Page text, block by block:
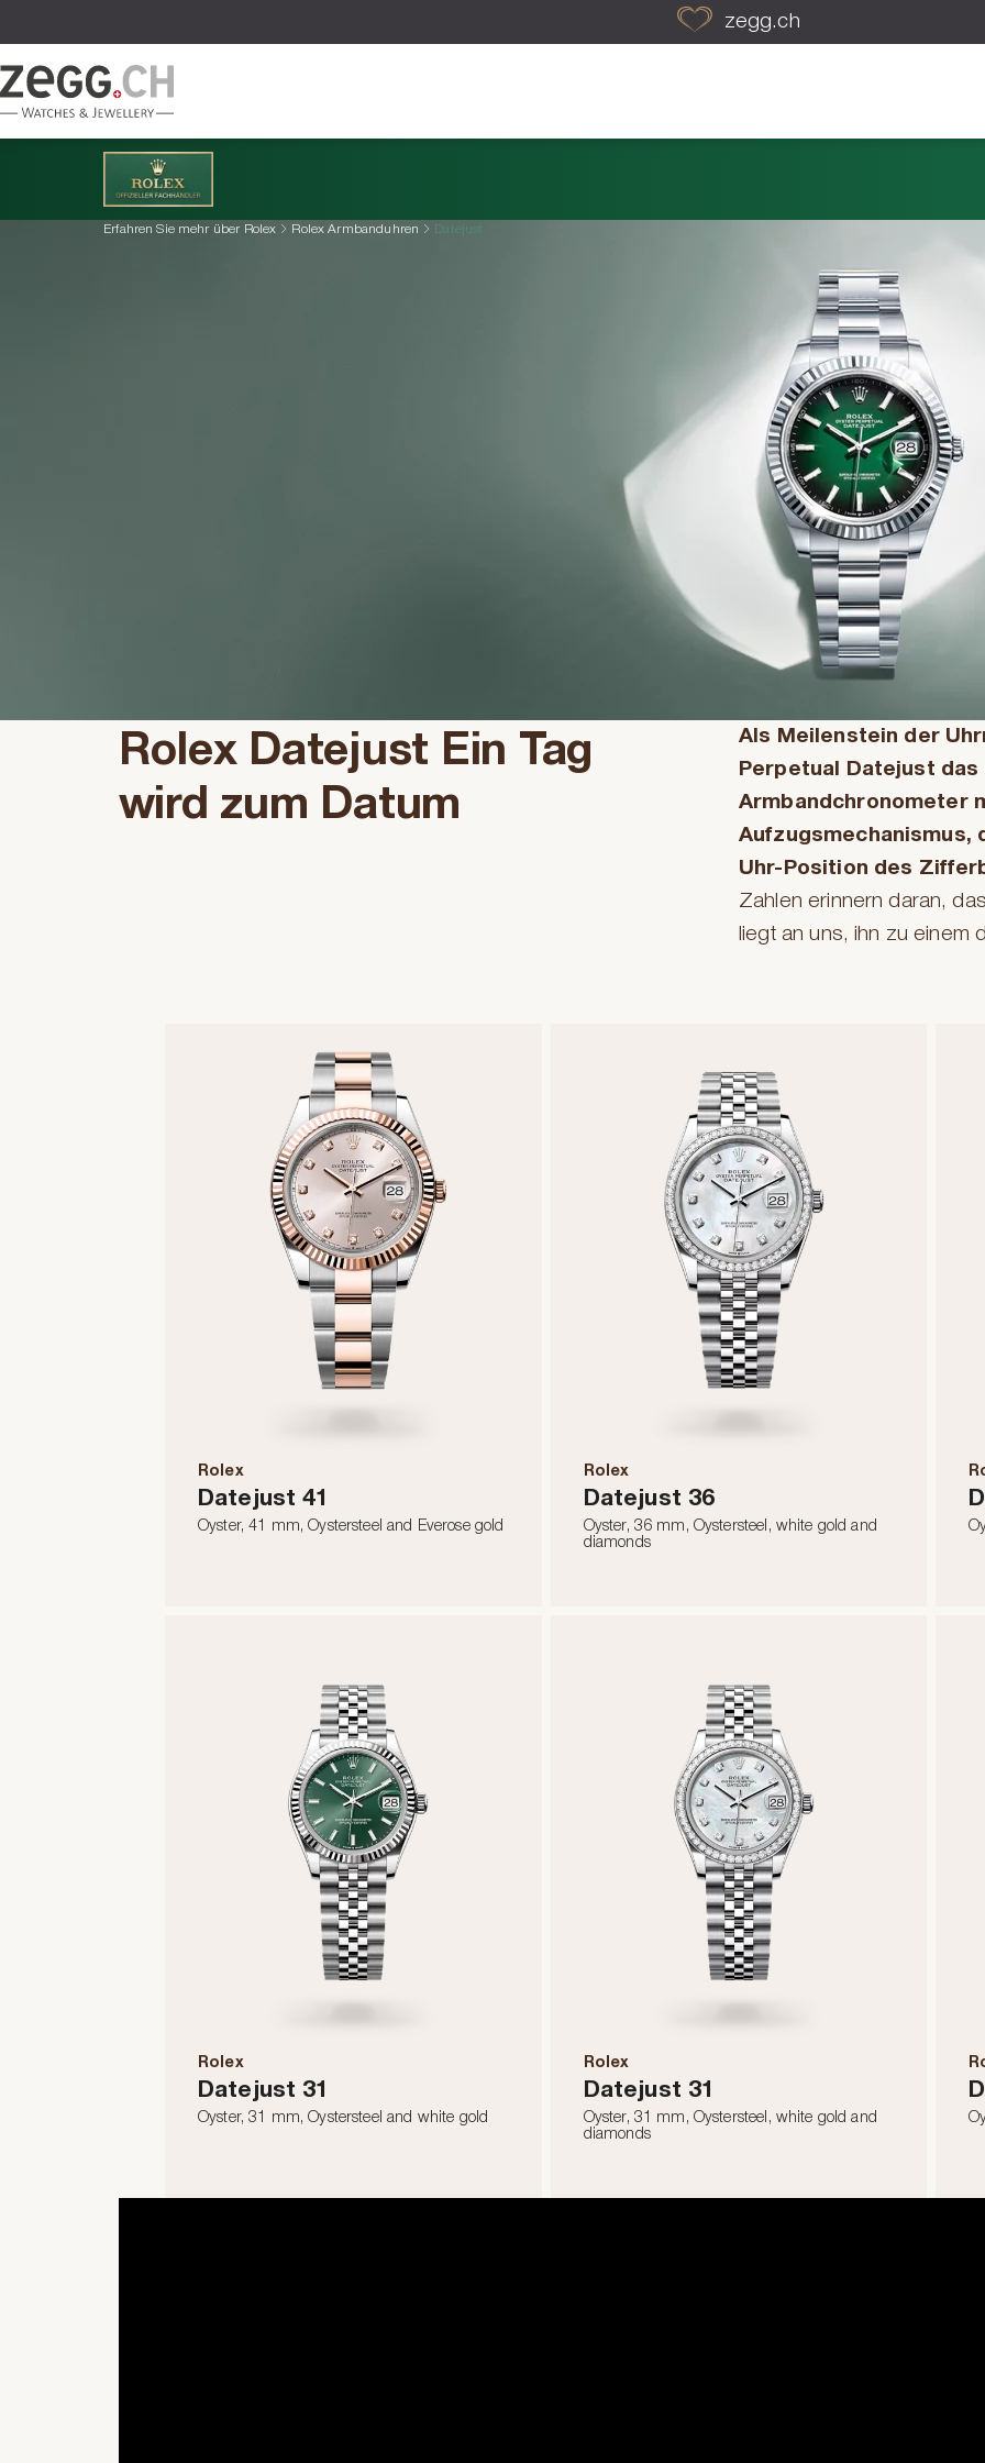
zegg.ch
Erfahren Sie mehr über Rolex Rolex Armbanduhren Datejust
Rolex Datejust Ein Tag
wird zum Datum
Als Meilenstein der
Perpetual Datejust
Armbandchronometer
Aufzugsmechanismus,
Uhr-Position des
Zahlen erinnern daran,
liegt an uns, ihn zu einem
Rolex
Datejust 41
Oyster, 41 mm, Oystersteel and Everose gold
Rolex
Datejust 36
Oyster, 36 mm, Oystersteel, white gold and
diamonds
Rolex
Datejust 31
Oyster, 31 mm, Oystersteel and white gold
Rolex
Datejust 31
Oyster, 31 mm, Oystersteel, white gold and
diamonds